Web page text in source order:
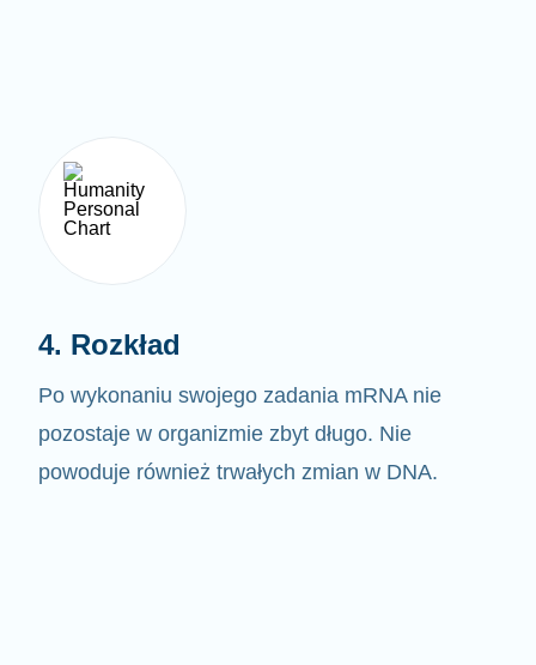
4. Rozkład
Po wykonaniu swojego zadania mRNA nie
pozostaje w organizmie zbyt długo. Nie
powoduje również trwałych zmian w DNA.